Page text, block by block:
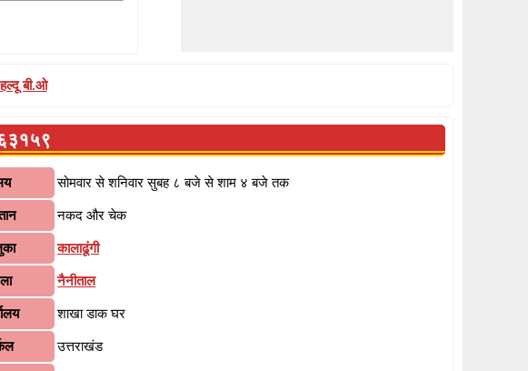
बी.ओ
सोमवार से शनिवार सुबह ८ बजे से शाम ४ बजे तक
नकद और चेक
कालाढूंगी
नैनीताल
शाखा डाक घर
उत्तराखंड